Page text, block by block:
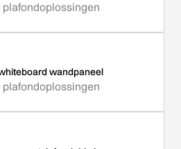
plafondoplossingen
wandpaneel
plafondoplossingen